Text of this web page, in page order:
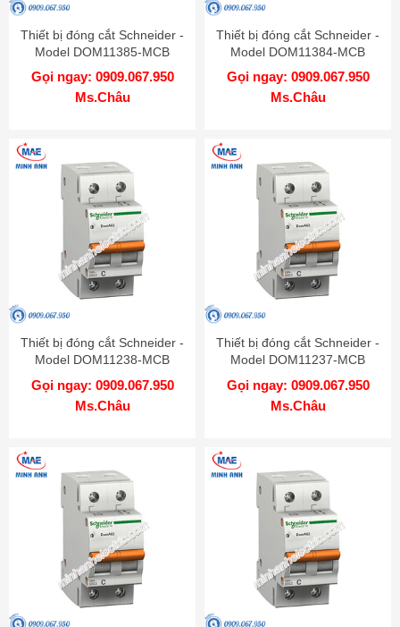
Thiết bị đóng cắt Schneider -
Model DOM11385-MCB
Gọi ngay: 0909.067.950
Ms.Châu
Thiết bị đóng cắt Schneider -
Model DOM11384-MCB
Gọi ngay: 0909.067.950
Ms.Châu
Thiết bị đóng cắt Schneider -
Model DOM11238-MCB
Gọi ngay: 0909.067.950
Ms.Châu
Thiết bị đóng cắt Schneider -
Model DOM11237-MCB
Gọi ngay: 0909.067.950
Ms.Châu